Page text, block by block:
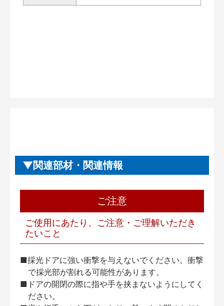
関連部材・関連情報
ご注意
ご使用にあたり、ご注意・ご理解いただき
たいこと
■採光ドアに強い衝撃を与えないでください。衝撃
で採光部が割れる可能性があります。
■ドアの開閉の際に指や手を挟まないようにしてく
ださい。